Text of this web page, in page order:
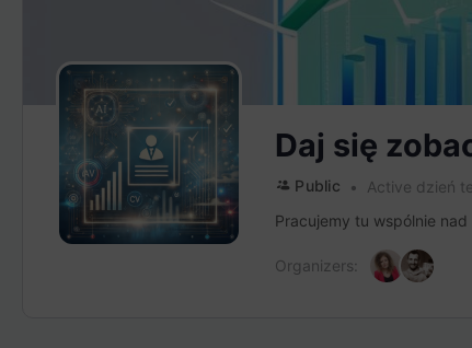
Daj się
Public
Active dzień
Pracujemy tu wspólnie
Organizers: